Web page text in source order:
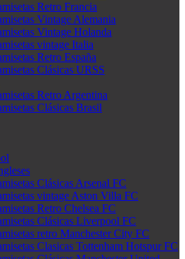
Retro Francia
Vintage Alemania
Vintage Holanda
vintage Italia
Retro España
Clásicas URSS
Retro Argentina
Clásicas Brasil
Clásicas Arsenal FC
vintage Aston Villa FC
Retro Chelsea FC
Clásicas Liverpool FC
retro Manchester City FC
Clasicas Tottenham Hotspur FC